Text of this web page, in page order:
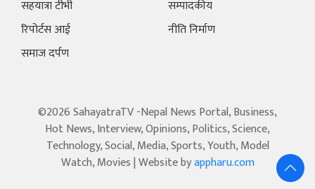
सहयात्रा टीभी
रिपोर्टस आई
समाज दर्पण
सम्पादकीय
नीति निर्माण
©2026 SahayatraTV -Nepal News Portal, Business,
Hot News, Interview, Opinions, Politics, Science,
Technology, Social, Media, Sports, Youth, Model
Watch, Movies | Website byappharu.com